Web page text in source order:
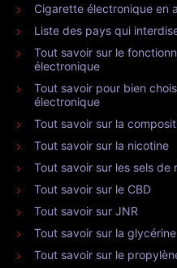
Cigarette électronique en
Liste des pays qui
Tout savoir sur le
électronique
Tout savoir pour bien
électronique
Tout savoir sur la
Tout savoir sur la nicotine
Tout savoir sur les sels de
Tout savoir sur le CBD
Tout savoir sur JNR
Tout savoir sur la
Tout savoir sur le